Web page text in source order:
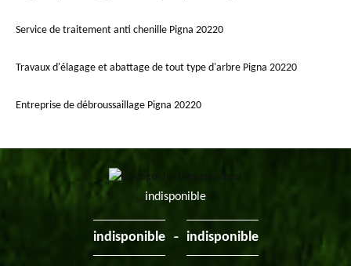
Service de traitement anti chenille Pigna 20220
Travaux d'élagage et abattage de tout type d'arbre Pigna 20220
Entreprise de débroussaillage Pigna 20220
indisponible
indisponible - indisponible